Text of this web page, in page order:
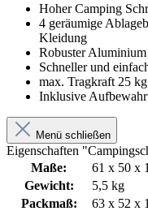
Hoher Camping
4 geräumige
Kleidung
Robuster
Schneller und
max. Tragkraft 25 kg
Inklusive
Menü schließen
Eigenschaften
Maße:
61 x 50 x
Gewicht:
5,5 kg
Packmaß:
63 x 52 x